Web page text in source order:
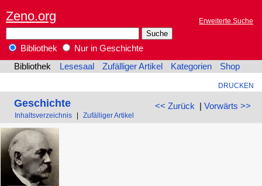
Zeno.org Erweiterte Suche
Bibliothek
Nur in Geschichte
Bibliothek
Lesesaal Zufälliger Artikel Kategorien Shop
DRUCKEN
<< Zurück | Vorwärts >>
Geschichte
Inhaltsverzeichnis Zufälliger Artikel